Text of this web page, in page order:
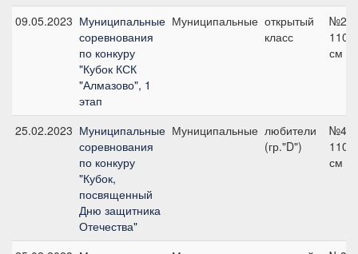
09.05.2023 Муниципальные
соревнования
по конкуру
"Кубок КСК
"Алмазово", 1
этап
Муниципальные открытый
класс
№2,
110
см
25.02.2023 Муниципальные
соревнования
по конкуру
"Кубок,
посвященный
Дню защитника
Отечества"
Муниципальные любители
(гр."D")
№4,
110
см